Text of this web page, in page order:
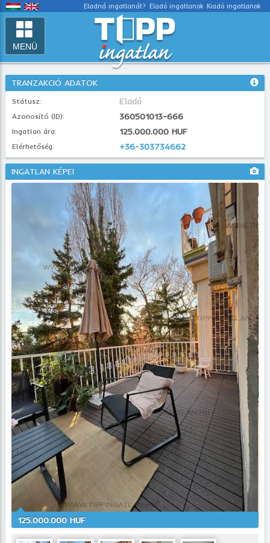
MENÜ
Eladná ingatlanát? Eladó ingatlanok Kiadó ingatlanok
TRANZAKCIÓ ADATOK
Státusz: Eladó
Azonosító (ID): 360501013-666
Ingatlan ára: 125.000.000 HUF
Elérhetőség: +36-303734662
INGATLAN KÉPEI
125.000.000 HUF